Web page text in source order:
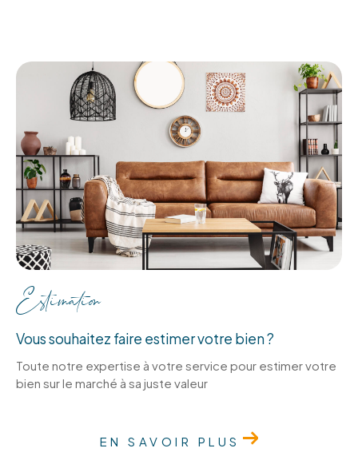
Estimation
Vous souhaitez faire estimer votre bien ?
Toute notre expertise à votre service pour estimer votre
bien sur le marché à sa juste valeur
EN SAVOIR PLUS